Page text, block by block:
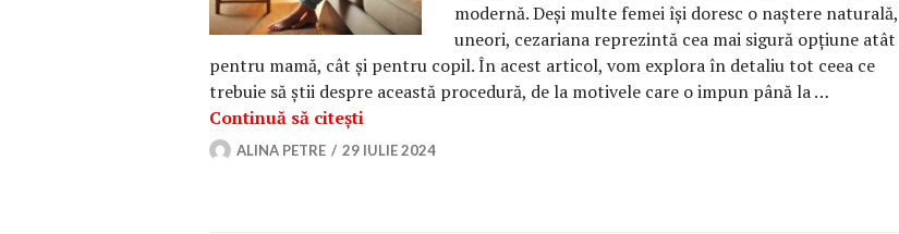
modernă. Deși multe femei își doresc o naștere naturală,
uneori, cezariana reprezintă cea mai sigură opțiune atât
pentru mamă, cât și pentru copil. În acest articol, vom explora în detaliu tot ceea ce
trebuie să știi despre această procedură, de la motivele care o impun până la …
Continuă să citești
ALINA PETRE 29 IULIE 2024